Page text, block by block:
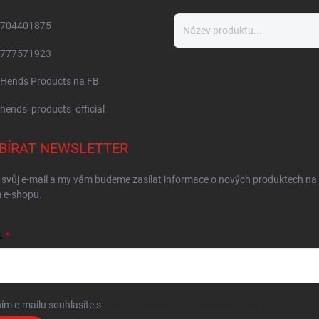
704401875
777571923
Hends Products na FB
hends_products_official
NEWSLETTER
e-mail a my vám budeme zasílat informace o nových produktech na
e-shopu.
e-mailu souhlasíte s